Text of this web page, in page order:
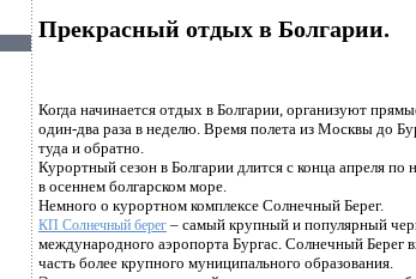
Прекрасный отдых в Болгарии.
Когда начинается отдых в Болгарии, организуют
один-два раза в неделю. Время полета из Москвы до
туда и обратно.
Курортный сезон в Болгарии длится с конца апреля
в осеннем болгарском море.
Немного о курортном комплексе Солнечный Берег.
КП Солнечный берег – самый крупный и популярный
международного аэропорта Бургас. Солнечный Берег
часть более крупного муниципального образования.